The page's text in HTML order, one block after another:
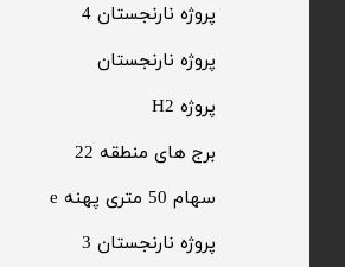
​سهام 50 متری پهنه e
برج های منطقه 22
پروژه H2
​پروژه نارنجستان
پروژه نارنجستان 4
​پروژه نارنجستان 3